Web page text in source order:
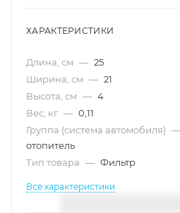
ХАРАКТЕРИСТИКИ
Длина, см — 25
Ширина, см — 21
Высота, см — 4
Вес, кг — 0,11
Группа (система автомобиля) —
отопитель
Тип товара — Фильтр
Все характеристики